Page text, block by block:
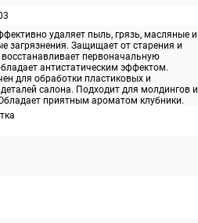
удаляет пыль, грязь, масляные и
загрязнения. Защищает от старения и
первоначальную
антистатическим эффектом.
для обработки пластиковых и
салона. Подходит для молдингов и
приятным ароматом клубники.